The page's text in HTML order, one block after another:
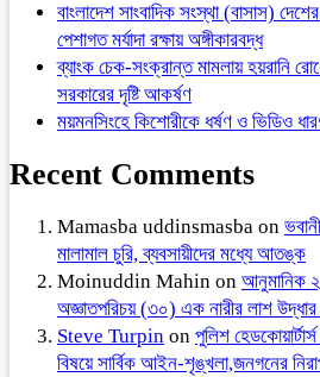
বাংলাদেশ সাংবাদিক সংস্থা (বাসাস)
পেশাগত মর্যাদা রক্ষায় অঙ্গীকারবদ্ধ
ব্যাংক চেক-সংক্রান্ত মামলায় হয়রানি
সরকারের দৃষ্টি আকর্ষণ
ময়মনসিংহে কিশোরীকে ধর্ষণ ও ভিডিও
Recent Comments
Mamasba uddinsmasba on
মালামাল চুরি, ব্যবসায়ীদের মধ্যে আতঙ্ক
Moinuddin Mahin on আনুমানিক
অজ্ঞাতপরিচয় (৩০) এক নারীর লাশ
Steve Turpin on পুলিশ
বিষয়ে সার্বিক আইন-শৃঙ্খলা,জনগনের